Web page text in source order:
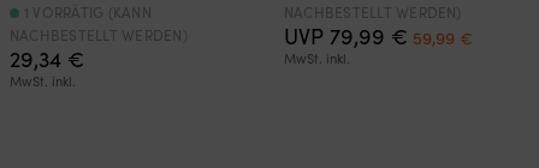
29,34 €
MwSt. inkl.
1 VORRÄTIG (KANN
NACHBESTELLT WERDEN)
UVP 79,99 €
Preis
59,99 €
MwSt. inkl.
NACHBESTELLT WERDEN)